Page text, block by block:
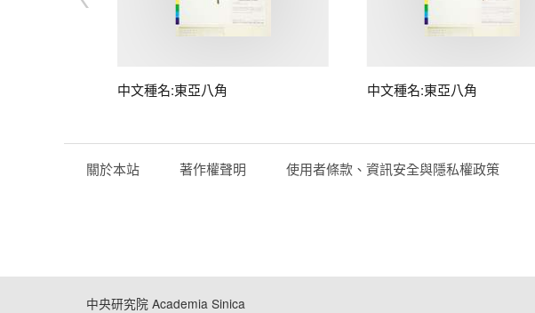
中文種名:東亞八角 中文種名:東亞八角
關於本站 著作權聲明 使用者條款、資訊安全與隱私權政策
中央研究院 Academia Sinica